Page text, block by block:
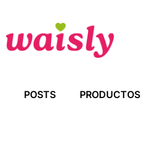
POSTS PRODUCTOS